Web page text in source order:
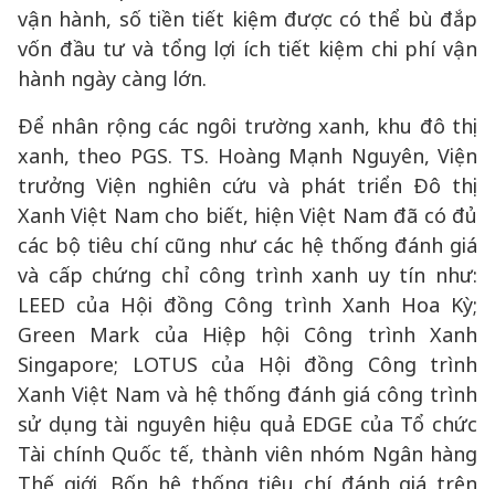
vận hành, số tiền tiết kiệm được có thể bù đắp
vốn đầu tư và tổng lợi ích tiết kiệm chi phí vận
hành ngày càng lớn.
Để nhân rộng các ngôi trường xanh, khu đô thị
xanh, theo PGS. TS. Hoàng Mạnh Nguyên, Viện
trưởng Viện nghiên cứu và phát triển Đô thị
Xanh Việt Nam cho biết, hiện Việt Nam đã có đủ
các bộ tiêu chí cũng như các hệ thống đánh giá
và cấp chứng chỉ công trình xanh uy tín như:
LEED của Hội đồng Công trình Xanh Hoa Kỳ;
Green Mark của Hiệp hội Công trình Xanh
Singapore; LOTUS của Hội đồng Công trình
Xanh Việt Nam và hệ thống đánh giá công trình
sử dụng tài nguyên hiệu quả EDGE của Tổ chức
Tài chính Quốc tế, thành viên nhóm Ngân hàng
Thế giới. Bốn hệ thống tiêu chí đánh giá trên